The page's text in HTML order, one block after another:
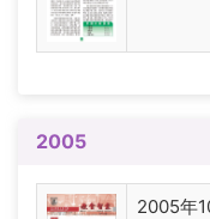
2005
2005年